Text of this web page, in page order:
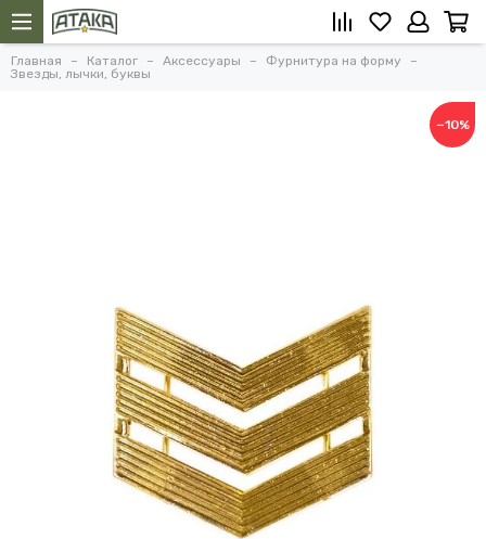
Главная Каталог Аксессуары
Фурнитура на форму
Звезды, лычки, буквы
−10%